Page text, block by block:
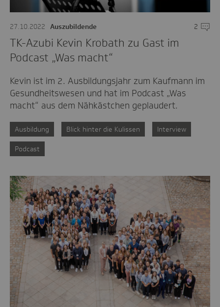
27.10.2022 Auszubildende 2
TK-Azubi Kevin Krobath zu Gast im
Podcast „Was macht“
Kevin ist im 2. Ausbildungsjahr zum Kaufmann im
Gesundheitswesen und hat im Podcast „Was
macht“ aus dem Nähkästchen geplaudert.
Ausbildung Blick hinter die Kulissen Interview
Podcast